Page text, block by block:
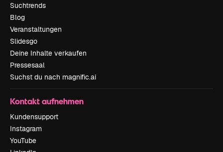
Suchtrends
Blog
Veranstaltungen
Slidesgo
Deine Inhalte verkaufen
Pressesaal
Suchst du nach magnific.ai
Kontakt aufnehmen
Kundensupport
Instagram
YouTube